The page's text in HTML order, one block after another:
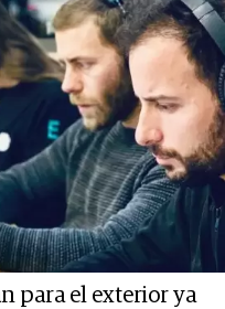
para el exterior ya